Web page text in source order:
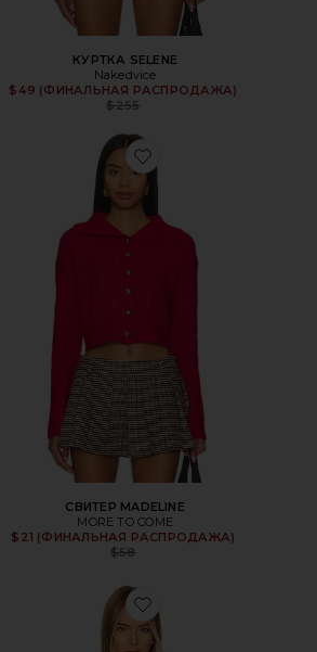
КУРТКА SELENE
Nakedvice
$49 (ФИНАЛЬНАЯ РАСПРОДАЖА)
Previous price:
$255
Favorite СВИТЕР MADELINE
СВИТЕР MADELINE
MORE TO COME
$21 (ФИНАЛЬНАЯ РАСПРОДАЖА)
$58
Favorite БОДИ VICTORIA